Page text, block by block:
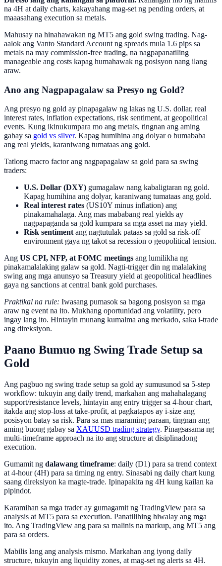
na 4H at daily charts, kakayahang mag-set ng pending orders, at
maaasahang execution sa metals.
Mahusay na hinahawakan ng MT5 ang gold swing trading. Nag-
aalok ang Vanto Standard Account ng spreads mula 1.6 pips sa
metals na may commission-free trading, na nagpapanatiling
manageable ang costs kapag humahawak ng posisyon nang ilang
araw.
Ano ang Nagpapagalaw sa Presyo ng Gold?
Ang presyo ng gold ay pinapagalaw ng lakas ng U.S. dollar, real
interest rates, inflation expectations, risk sentiment, at geopolitical
events. Kung ikinukumpara mo ang metals, tingnan ang aming
gabay sa gold vs silver. Kapag humihina ang dolyar o bumababa
ang real yields, karaniwang tumataas ang gold.
Tatlong macro factor ang nagpapagalaw sa gold para sa swing
traders:
U.S. Dollar (DXY) gumagalaw nang kabaligtaran ng gold.
Kapag humihina ang dolyar, karaniwang tumataas ang gold.
Real interest rates (US10Y minus inflation) ang
pinakamahalaga. Ang mas mababang real yields ay
nagpapaganda sa gold kumpara sa mga asset na may yield.
Risk sentiment ang nagtutulak pataas sa gold sa risk-off
environment gaya ng takot sa recession o geopolitical tension.
Ang US CPI, NFP, at FOMC meetings ang lumilikha ng
pinakamalalaking galaw sa gold. Nagti-trigger din ng malalaking
swing ang mga anunsyo sa Treasury yield at geopolitical headlines
gaya ng sanctions at central bank gold purchases.
Praktikal na rule: Iwasang pumasok sa bagong posisyon sa mga
araw ng event na ito. Mukhang oportunidad ang volatility, pero
ingay lang ito. Hintayin munang kumalma ang merkado, saka i-trade
ang direksiyon.
Paano Bumuo ng Swing Trade Setup sa
Gold
Ang pagbuo ng swing trade setup sa gold ay sumusunod sa 5-step
workflow: tukuyin ang daily trend, markahan ang mahahalagang
support/resistance levels, hintayin ang entry trigger sa 4-hour chart,
itakda ang stop-loss at take-profit, at pagkatapos ay i-size ang
posisyon batay sa risk. Para sa mas maraming paraan, tingnan ang
aming buong gabay sa XAUUSD trading strategy. Pinagsasama ng
multi-timeframe approach na ito ang structure at disiplinadong
execution.
Gumamit ng dalawang timeframe: daily (D1) para sa trend context
at 4-hour (4H) para sa timing ng entry. Sinasabi ng daily chart kung
saang direksiyon ka magte-trade. Ipinapakita ng 4H kung kailan ka
pipindot.
Karamihan sa mga trader ay gumagamit ng TradingView para sa
analysis at MT5 para sa execution. Panatilihing hiwalay ang mga
ito. Ang TradingView ang para sa malinis na markup, ang MT5 ang
para sa orders.
Mabilis lang ang analysis mismo. Markahan ang iyong daily
structure, tukuyin ang liquidity zones, at mag-set ng alerts sa 4H.